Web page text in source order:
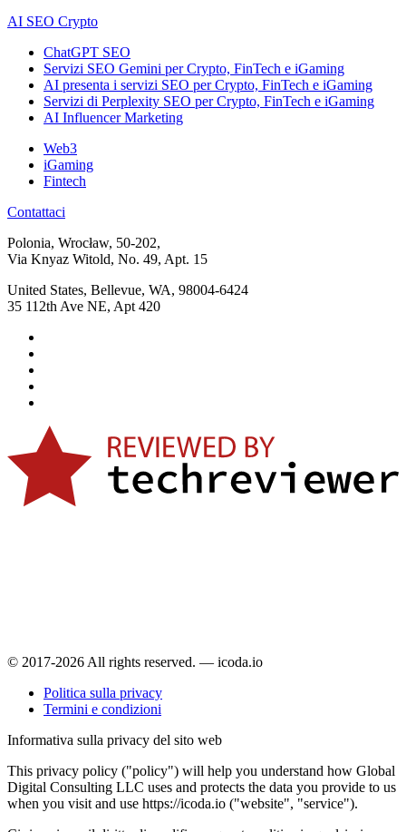
AI SEO Crypto
ChatGPT SEO
Servizi SEO Gemini per Crypto, FinTech e iGaming
AI presenta i servizi SEO per Crypto, FinTech e iGaming
Servizi di Perplexity SEO per Crypto, FinTech e iGaming
AI Influencer Marketing
Web3
iGaming
Fintech
Contattaci
Polonia, Wrocław, 50-202,
Via Knyaz Witold, No. 49, Apt. 15
United States, Bellevue, WA, 98004-6424
35 112th Ave NE, Apt 420
© 2017-2026 All rights reserved. — icoda.io
Politica sulla privacy
Termini e condizioni
Informativa sulla privacy del sito web
This privacy policy ("policy") will help you understand how Global
Digital Consulting LLC uses and protects the data you provide to us
when you visit and use https://icoda.io ("website", "service").